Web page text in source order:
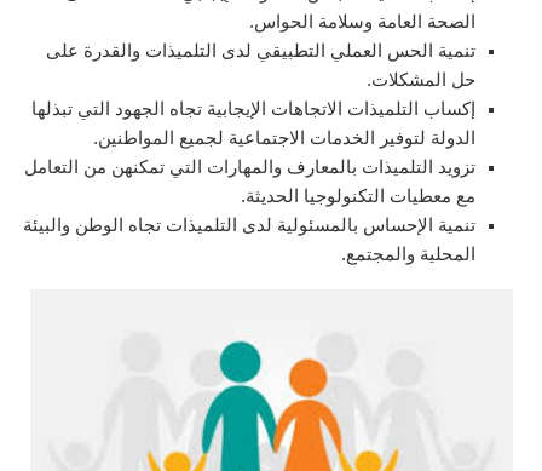
الصحة العامة وسلامة الحواس.
تنمية الحس العملي التطبيقي لدى التلميذات والقدرة على
حل المشكلات.
إكساب التلميذات الاتجاهات الإيجابية تجاه الجهود التي تبذلها
الدولة لتوفير الخدمات الاجتماعية لجميع المواطنين.
تزويد التلميذات بالمعارف والمهارات التي تمكنهن من التعامل
مع معطيات التكنولوجيا الحديثة.
تنمية الإحساس بالمسئولية لدى التلميذات تجاه الوطن والبيئة
المحلية والمجتمع.